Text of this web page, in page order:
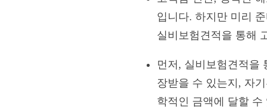
입니다. 하지만 미리
실비보험견적을 통해
먼저, 실비보험견적을
장받을 수 있는지, 자
학적인 금액에 달할